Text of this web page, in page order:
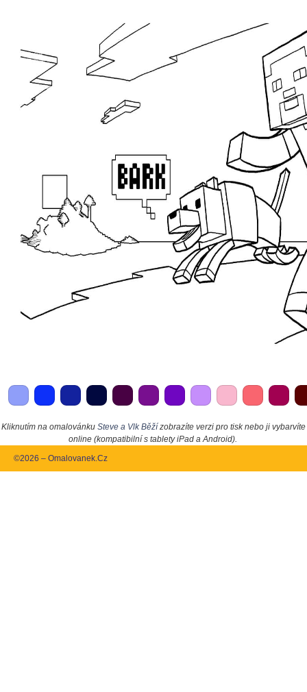
Kliknutím na omalovánku Steve a Vlk Běžízobrazíte verzi pro tisk nebo ji vybarvíte
online (kompatibilní s tablety iPad a Android).
©2026 – Omalovanek.Cz